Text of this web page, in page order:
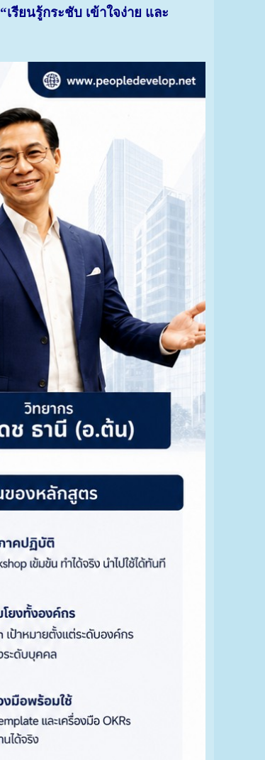
“เรียนรู้กระชับ เข้าใจง่าย และ